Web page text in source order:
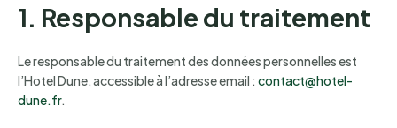
1. Responsable du traitement
Le responsable du traitement des données personnelles est
l’Hotel Dune, accessible à l’adresse email : contact@hotel-
dune.fr.